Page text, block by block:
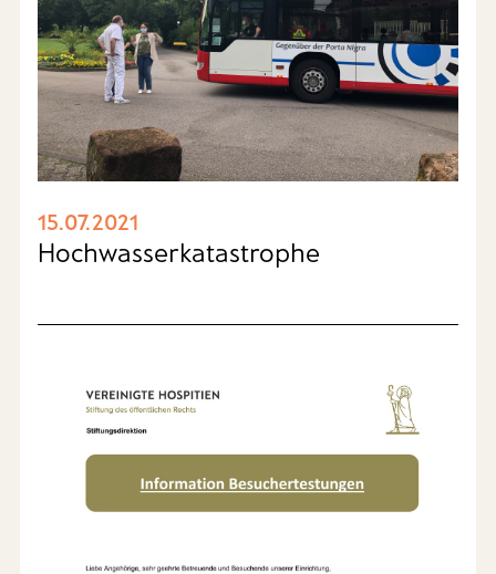
15.07.2021
Hochwasserkatastrophe